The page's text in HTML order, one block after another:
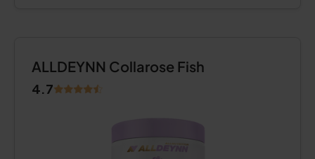
ALLDEYNN Collarose Fish
4.7